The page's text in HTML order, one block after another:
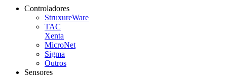
Controladores
StruxureWare
TAC
Xenta
MicroNet
Sigma
Outros
Sensores